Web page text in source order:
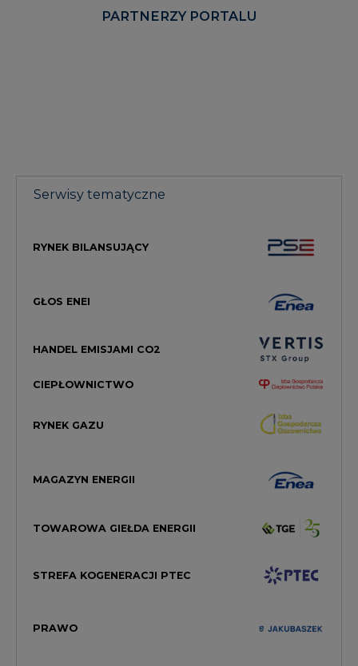
PARTNERZY PORTALU
Serwisy tematyczne
RYNEK BILANSUJĄCY
GŁOS ENEI
HANDEL EMISJAMI CO2
CIEPŁOWNICTWO
RYNEK GAZU
MAGAZYN ENERGII
TOWAROWA GIEŁDA ENERGII
STREFA KOGENERACJI PTEC
PRAWO